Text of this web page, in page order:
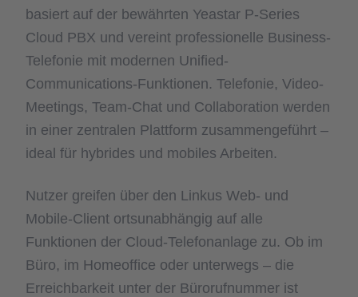
basiert auf der bewährten Yeastar P‑Series
Cloud PBX und vereint professionelle Business-
Telefonie mit modernen Unified-
Communications-Funktionen. Telefonie, Video-
Meetings, Team-Chat und Collaboration werden
in einer zentralen Plattform zusammengeführt –
ideal für hybrides und mobiles Arbeiten.
Nutzer greifen über den Linkus Web- und
Mobile-Client ortsunabhängig auf alle
Funktionen der Cloud-Telefonanlage zu. Ob im
Büro, im Homeoffice oder unterwegs – die
Erreichbarkeit unter der Bürorufnummer ist